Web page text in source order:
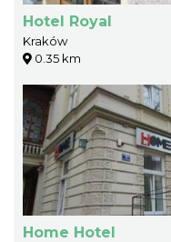
Hotel Royal
Kraków
0.35 km
Home Hotel